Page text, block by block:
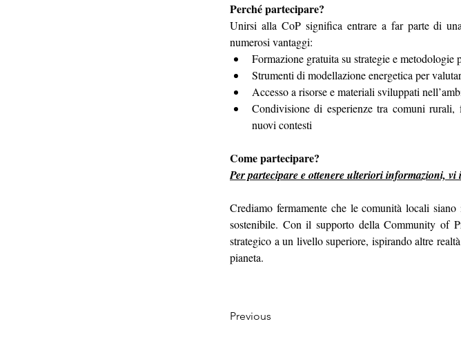
Perché partecipare?
Unirsi alla CoP significa entrare a far parte di
numerosi vantaggi:
Formazione gratuita su strategie e metodologie
Strumenti di modellazione energetica per
Accesso a risorse e materiali sviluppati
Condivisione di esperienze tra comuni rurali,
nuovi contesti
Come partecipare?
Per partecipare e ottenere ulteriori informazioni,
Crediamo fermamente che le comunità locali
sostenibile. Con il supporto della Community of
strategico a un livello superiore, ispirando altre
pianeta.
Previous